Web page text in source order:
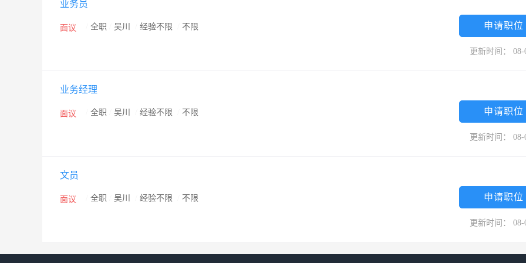
业务员
面议 全职 吴川 经验不限 不限 申请职位
更新时间： 08-
业务经理
面议 全职 吴川 经验不限 不限 申请职位
更新时间： 08-
文员
面议 全职 吴川 经验不限 不限 申请职位
更新时间： 08-